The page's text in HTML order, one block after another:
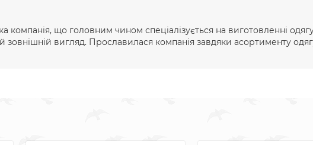
компанія, що головним чином спеціалізується на виготовленні
зовнішній вигляд. Прославилася компанія завдяки асортименту